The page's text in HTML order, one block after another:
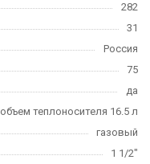
282
31
Россия
75
да
объем теплоносителя 16.5 л
газовый
1 1/2"